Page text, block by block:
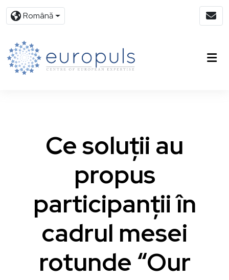
Română
Ce soluții au
propus
participanții în
cadrul mesei
rotunde “Our